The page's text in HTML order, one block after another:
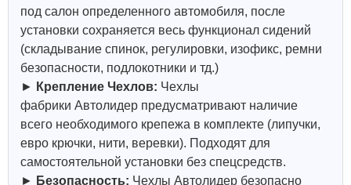
под салон определенного автомобиля, после
установки сохраняется весь функционал сидений
(складывание спинок, регулировки, изофикс, ремни
безопасности, подлокотники и тд.)
► Крепление Чехлов: Чехлы
фабрики Автолидер предусматривают наличие
всего необходимого крепежа в комплекте (липучки,
евро крючки, нити, веревки). Подходят для
самостоятельной установки без спецсредств.
► Безопасность: Чехлы Автолидер безопасно